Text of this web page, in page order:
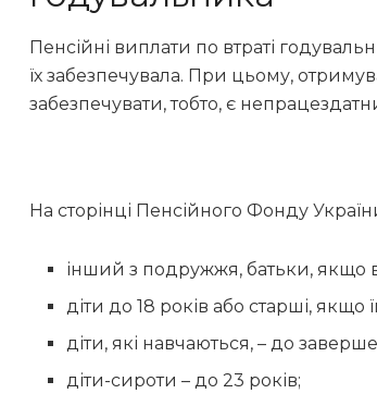
Пенсійні виплати по втраті
їх забезпечувала. При цьому,
забезпечувати, тобто, є
На сторінці Пенсійного Фонду
інший з подружжя, батьки, якщо
діти до 18 років або старші, якщо
діти, які навчаються, – до
діти-сироти – до 23 років;